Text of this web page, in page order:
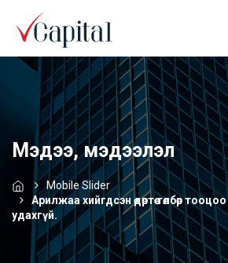
Мэдээ, мэдээлэл
Mobile Slider
Арилжаа хийгдсэн өдөртөө төлбөр
удахгүй.